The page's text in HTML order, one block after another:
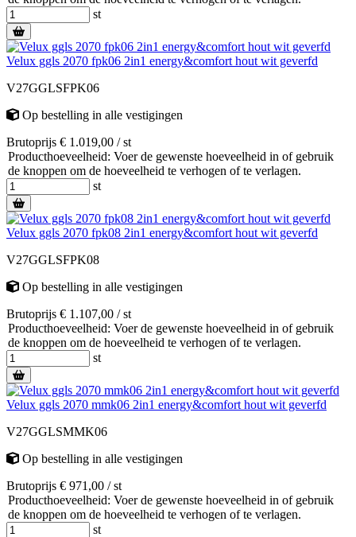
st
Velux ggls 2070 fpk06 2in1 energy&comfort hout wit geverfd
V27GGLSFPK06
Op bestelling in alle vestigingen
Brutoprijs € 1.019,00 / st
Producthoeveelheid: Voer de gewenste hoeveelheid in of gebruik
de knoppen om de hoeveelheid te verhogen of te verlagen.
st
Velux ggls 2070 fpk08 2in1 energy&comfort hout wit geverfd
V27GGLSFPK08
Op bestelling in alle vestigingen
Brutoprijs € 1.107,00 / st
Producthoeveelheid: Voer de gewenste hoeveelheid in of gebruik
de knoppen om de hoeveelheid te verhogen of te verlagen.
st
Velux ggls 2070 mmk06 2in1 energy&comfort hout wit geverfd
V27GGLSMMK06
Op bestelling in alle vestigingen
Brutoprijs € 971,00 / st
Producthoeveelheid: Voer de gewenste hoeveelheid in of gebruik
de knoppen om de hoeveelheid te verhogen of te verlagen.
st